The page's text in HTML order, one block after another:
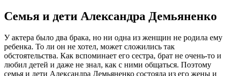
Семья и дети Александра Демьяненко
У актера было два брака, но ни одна из женщин не родила ему
ребенка. То ли он не хотел, может сложились так
обстоятельства. Как вспоминает его сестра, брат не очень-то и
любил детей и даже не знал, как с ними общаться. Поэтому
семья и дети Александра Демьяненко состояла из его жены и